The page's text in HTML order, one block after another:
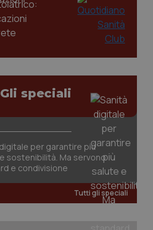
Gli speciali
per garantire più
sostenibilità. Ma servono
e condivisione
Tutti gli speciali